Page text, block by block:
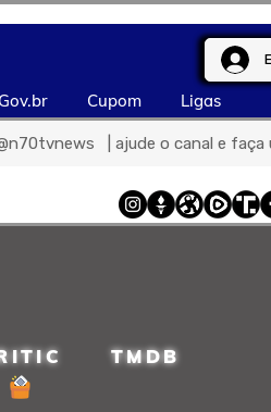
Gov.br Cupom Ligas
| ajude o canal e
TMDB